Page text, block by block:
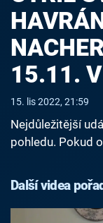
15.11.
15. lis 2022, 21:59
Nejdůležitější
pohledu. Pokud
Další videa